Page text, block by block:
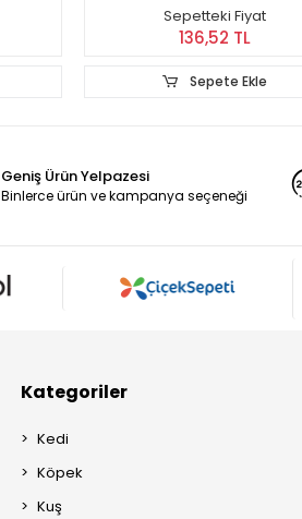
Sepetteki Fiyat
200,87 TL
Sepete Ekle
Geniş Ürün Yelpazesi
Binlerce ürün ve kampanya seçeneği
Kategoriler
Kedi
Köpek
Kuş